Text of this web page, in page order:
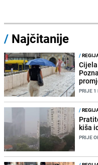
/ Najčitanije
/
PRIJE 1
/
kiša
PRIJE